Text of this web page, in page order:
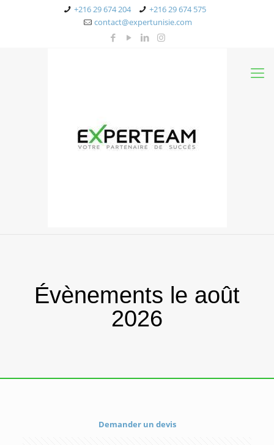
+216 29 674 204
+216 29 674 575
contact@expertunisie.com
Évènements le août
2026
Demander un devis